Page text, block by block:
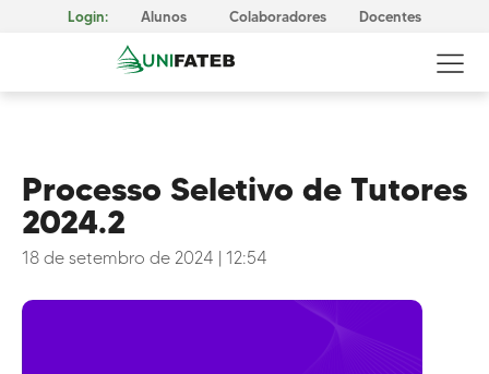
Login: Alunos Colaboradores Docentes
GOVERNANÇA CORPORATIVA
Reitoria
Comissão Própria de Avaliação (CPA)
Processo Seletivo de Tutores
2024.2
18 de setembro de 2024 12:54